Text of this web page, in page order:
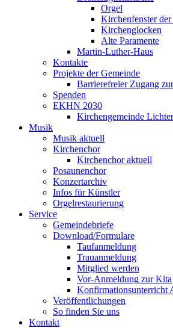
Orgel
Kirchenfenster
Kirchenglocken
Alte Paramente
Martin-Luther-Haus
Kontakte
Projekte der Gemeinde
Barrierefreier Zugang
Spenden
EKHN 2030
Kirchengemeinde
Musik
Musik aktuell
Kirchenchor
Kirchenchor aktuell
Posaunenchor
Konzertarchiv
Infos für Künstler
Orgelrestaurierung
Service
Gemeindebriefe
Download/Formulare
Taufanmeldung
Trauanmeldung
Mitglied werden
Vor-Anmeldung zur Kita
Konfirmationsunterricht
Veröffentlichungen
So finden Sie uns
Kontakt